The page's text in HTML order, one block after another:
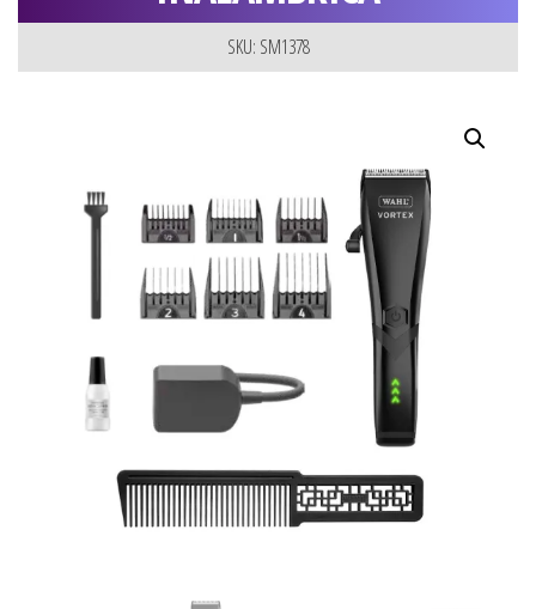
SKU: SM1378